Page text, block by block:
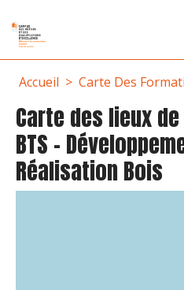
Fil d'Ariane
Accueil Carte Des
Carte des lieux
BTS -
Réalisation Bois